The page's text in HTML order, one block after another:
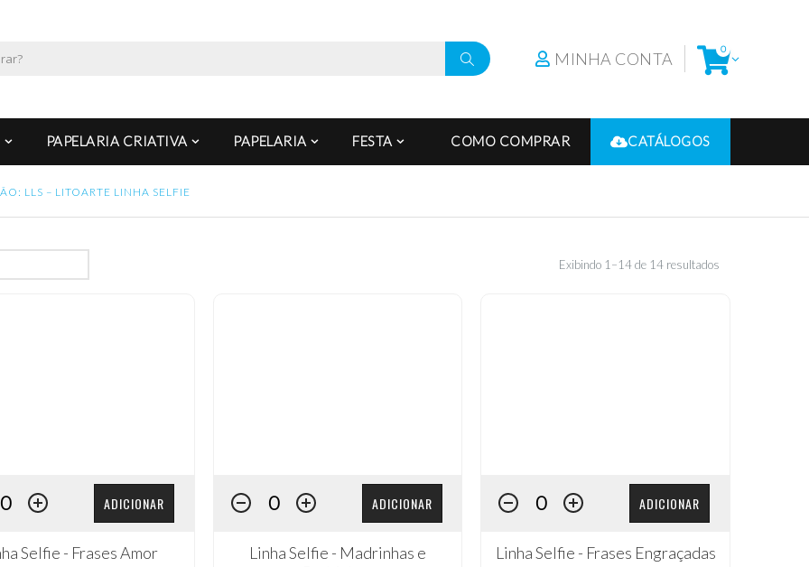
MINHA CONTA 0
PAPELARIA CRIATIVA PAPELARIA FESTA COMO COMPRAR CATÁLOGOS
LLS – LITOARTE LINHA SELFIE
Exibindo 1–14 de 14 resultados
ADICIONAR
Selfie - Frases Amor
ADICIONAR
Linha Selfie - Madrinhas e
ADICIONAR
Linha Selfie - Frases Engraçadas